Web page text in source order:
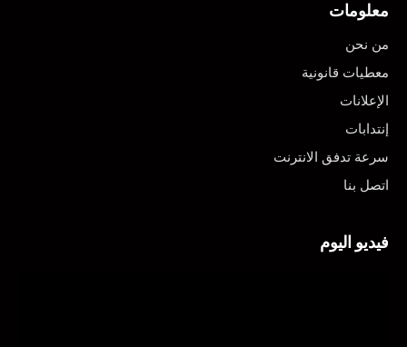
معلومات
من نحن
معطيات قانونية
الإعلانات
إنتدابات
سرعة تدفق الانترنت
اتصل بنا
فيديو اليوم